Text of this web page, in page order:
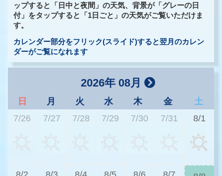
ップすると「日中と夜間」の天気、背景が「グレーの日
付」をタップすると「1日ごと」の天気がご覧いただけま
す。
カレンダー部分をフリック(スライド)すると翌月のカレン
ダーがご覧になれます
2026年 08月
日 月 火 水 木 金
土
7/26
7/27 7/28 7/29 7/30 7/31 8/1